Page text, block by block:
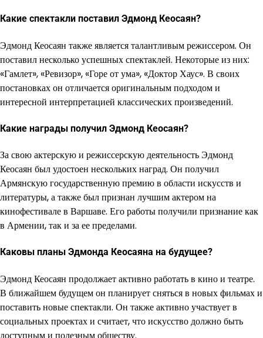
Какие спектакли поставил Эдмонд Кеосаян?
Эдмонд Кеосаян также является талантливым режиссером. Он
поставил несколько успешных спектаклей. Некоторые из них:
«Гамлет», «Ревизор», «Горе от ума», «Доктор Хаус». В своих
постановках он отличается оригинальным подходом и
интересной интерпретацией классических произведений.
Какие награды получил Эдмонд Кеосаян?
За свою актерскую и режиссерскую деятельность Эдмонд
Кеосаян был удостоен нескольких наград. Он получил
Армянскую государственную премию в области искусств и
литературы, а также был признан лучшим актером на
кинофестивале в Варшаве. Его работы получили признание как
в Армении, так и за ее пределами.
Каковы планы Эдмонда Кеосаяна на будущее?
Эдмонд Кеосаян продолжает активно работать в кино и театре.
В ближайшем будущем он планирует сняться в новых фильмах и
поставить новые спектакли. Он также активно участвует в
социальных проектах и считает, что искусство должно быть
доступным и полезным обществу.